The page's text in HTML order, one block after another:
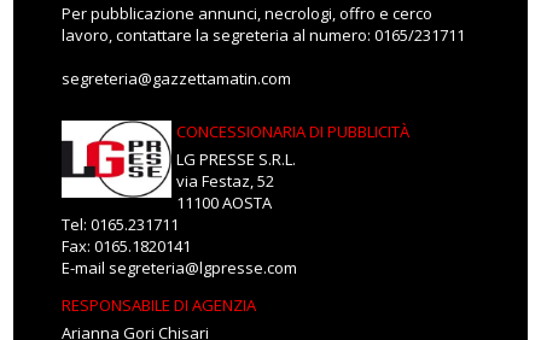
Per pubblicazione annunci, necrologi, offro e cerco
lavoro, contattare la segreteria al numero: 0165/231711
segreteria@gazzettamatin.com
CONCESSIONARIA DI PUBBLICITÀ
LG PRESSE S.R.L.
via Festaz, 52
11100 AOSTA
Tel: 0165.231711
Fax: 0165.1820141
E-mail segreteria@lgpresse.com
RESPONSABILE DI AGENZIA
Arianna Gori Chisari